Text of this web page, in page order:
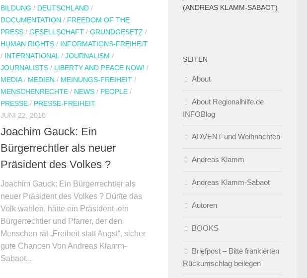
BILDUNG / DEUTSCHLAND /
DOCUMENTATION / FREEDOM OF THE
PRESS / GESELLSCHAFT / GRUNDGESETZ /
HUMAN RIGHTS / INFORMATIONS-FREIHEIT
/ INTERNATIONAL / JOURNALISM /
JOURNALISTS / LIBERTY AND PEACE NOW! /
MEDIA/ MEDIEN / MEINUNGS-FREIHEIT /
MENSCHENRECHTE / NEWS / PEOPLE /
PRESSE / PRESSE-FREIHEIT
JUNI 22, 2010
Joachim Gauck: Ein
Bürgerrechtler als neuer
Präsident des Volkes ?
Joachim Gauck: Ein Bürgerrechtler als
neuer Präsident des Volkes ? Dürfte das
Volk wählen, hätte ein Präsident, ein
Bürgerrechtler und Pfarrer, der den
Menschen rät „Freiheit statt Angst“, sicher
gute Chancen Von Andreas Klamm-
Sabaot...
(ANDREAS KLAMM-SABAOT)
SEITEN
About
About Regionalhilfe.de
INFOBlog
ADVENT und Weihnachten
Andreas Klamm
Andreas Klamm-Sabaot
Autoren
BOOKS
Briefpost – Bitte frankierten
Rückumschlag beilegen